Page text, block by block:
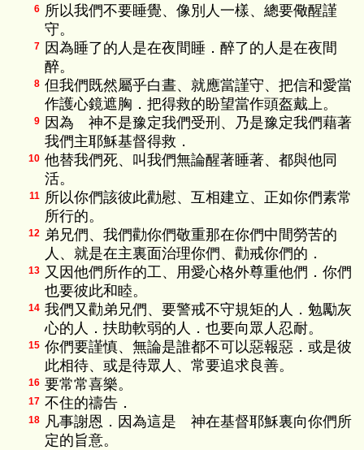
6 所以我們不要睡覺、像別人一樣、總要儆醒謹
守。
7
因為睡了的人是在夜間睡．醉了的人是在夜間
醉。
8 但我們既然屬乎白晝、就應當謹守、把信和愛當
作護心鏡遮胸．把得救的盼望當作頭盔戴上。
9
因為 神不是豫定我們受刑、乃是豫定我們藉著
我們主耶穌基督得救．
10 他替我們死、叫我們無論醒著睡著、都與他同
活。
11 所以你們該彼此勸慰、互相建立、正如你們素常
所行的。
12 弟兄們、我們勸你們敬重那在你們中間勞苦的
人、就是在主裏面治理你們、勸戒你們的．
13 又因他們所作的工、用愛心格外尊重他們．你們
也要彼此和睦。
14 我們又勸弟兄們、要警戒不守規矩的人．勉勵灰
心的人．扶助軟弱的人．也要向眾人忍耐。
15 你們要謹慎、無論是誰都不可以惡報惡．或是彼
此相待、或是待眾人、常要追求良善。
16 要常常喜樂。
17 不住的禱告．
18 凡事謝恩．因為這是 神在基督耶穌裏向你們所
定的旨意。